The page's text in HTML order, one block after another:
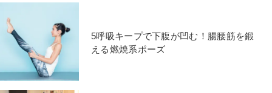
5呼吸キープで下腹が凹む！腸腰筋を鍛
える燃焼系ポーズ